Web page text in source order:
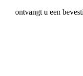
ontvangt u een